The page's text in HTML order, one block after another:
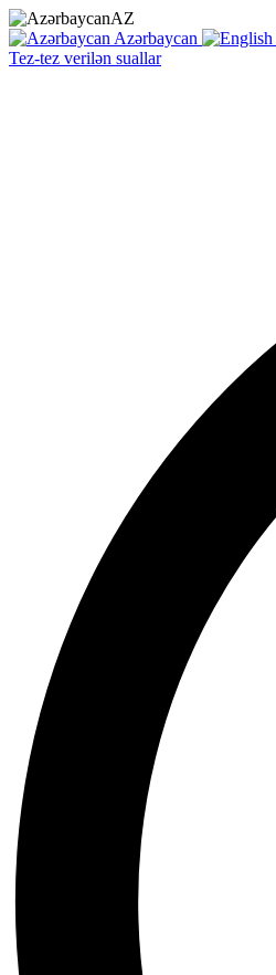
AZ
Azərbaycan
Tez-tez verilən suallar